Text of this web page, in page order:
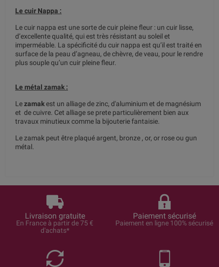
Le cuir Nappa :
Le cuir nappa est une sorte de cuir pleine fleur : un cuir lisse,
d’excellente qualité, qui est très résistant au soleil et
imperméable. La spécificité du cuir nappa est qu’il est traité en
surface de la peau d’agneau, de chèvre, de veau, pour le rendre
plus souple qu’un cuir pleine fleur.
Le métal zamak :
Lezamakest un alliage de zinc, d'aluminium et de magnésium
et de cuivre. Cet alliage se prete particulièrement bien aux
travaux minutieux comme la bijouterie fantaisie.
Le zamak peut être plaqué argent, bronze , or, or rose ou gun
métal.
Livraison gratuite
En France à partir de 75 €
d'achats*
Paiement sécurisé
Paiement en ligne 100% sécurisé